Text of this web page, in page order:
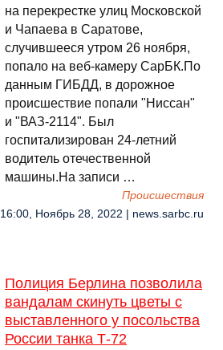
на перекрестке улиц Московской
и Чапаева в Саратове,
случившееся утром 26 ноября,
попало на веб-камеру СарБК.По
данным ГИБДД, в дорожное
происшествие попали "Ниссан"
и "ВАЗ-2114". Был
госпитализирован 24-летний
водитель отечественной
машины.На записи …
Происшествия
16:00, Ноябрь 28, 2022 | news.sarbc.ru
Полиция Берлина позволила
вандалам скинуть цветы с
выставленного у посольства
России танка Т-72